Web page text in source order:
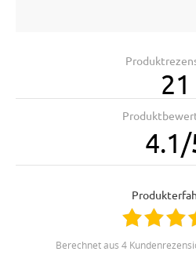
21
4.1 /
berechnet aus 4